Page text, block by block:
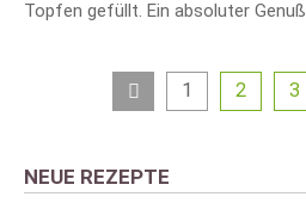
Topfen gefüllt. Ein absoluter Genuß
1 2 3
NEUE REZEPTE